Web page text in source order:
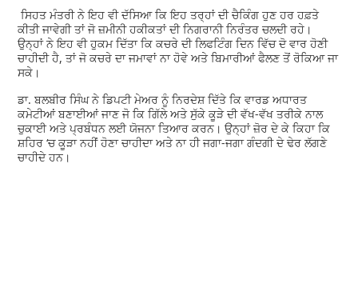
ਸਿਹਤ ਮੰਤਰੀ ਨੇ ਇਹ ਵੀ ਦੱਸਿਆ ਕਿ ਇਹ ਤਰ੍ਹਾਂ ਦੀ ਚੈਕਿੰਗ ਹੁਣ ਹਰ ਹਫ਼ਤੇ
ਕੀਤੀ ਜਾਵੇਗੀ ਤਾਂ ਜੋ ਜ਼ਮੀਨੀ ਹਕੀਕਤਾਂ ਦੀ ਨਿਗਰਾਨੀ ਨਿਰੰਤਰ ਚਲਦੀ ਰਹੇ।
ਉਨ੍ਹਾਂ ਨੇ ਇਹ ਵੀ ਹੁਕਮ ਦਿੱਤਾ ਕਿ ਕਚਰੇ ਦੀ ਲਿਫਟਿੰਗ ਦਿਨ ਵਿੱਚ ਦੋ ਵਾਰ ਹੋਣੀ
ਚਾਹੀਦੀ ਹੈ, ਤਾਂ ਜੋ ਕਚਰੇ ਦਾ ਜਮਾਵਾਂ ਨਾ ਹੋਵੇ ਅਤੇ ਬਿਮਾਰੀਆਂ ਫੈਲਣ ਤੋਂ ਰੋਕਿਆ ਜਾ
ਸਕੇ।
ਡਾ. ਬਲਬੀਰ ਸਿੰਘ ਨੇ ਡਿਪਟੀ ਮੇਅਰ ਨੂੰ ਨਿਰਦੇਸ਼ ਦਿੱਤੇ ਕਿ ਵਾਰਡ ਅਧਾਰਤ
ਕਮੇਟੀਆਂ ਬਣਾਈਆਂ ਜਾਣ ਜੋ ਕਿ ਗਿੱਲੇ ਅਤੇ ਸੁੱਕੇ ਕੂੜੇ ਦੀ ਵੱਖ-ਵੱਖ ਤਰੀਕੇ ਨਾਲ
ਚੁਕਾਈ ਅਤੇ ਪ੍ਰਬੰਧਨ ਲਈ ਯੋਜਨਾ ਤਿਆਰ ਕਰਨ। ਉਨ੍ਹਾਂ ਜ਼ੋਰ ਦੇ ਕੇ ਕਿਹਾ ਕਿ
ਸ਼ਹਿਰ ‘ਚ ਕੂੜਾ ਨਹੀਂ ਹੋਣਾ ਚਾਹੀਦਾ ਅਤੇ ਨਾ ਹੀ ਜਗਾ-ਜਗਾ ਗੰਦਗੀ ਦੇ ਢੇਰ ਲੱਗਣੇ
ਚਾਹੀਦੇ ਹਨ।